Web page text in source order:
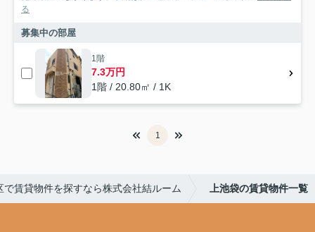
る
募集中の部屋
1階
7.3万円
1階 / 20.80㎡ / 1K
1
で賃貸物件を探すなら株式会社結ルーム 上池袋の賃貸物件一覧